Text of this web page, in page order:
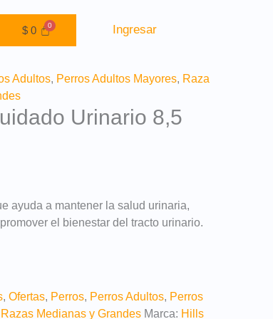
$ 0 Ingresar
Adultos, Perros Adultos Mayores, Raza
Urinario 8,5
ayuda a mantener la salud urinaria,
el bienestar del tracto urinario.
, Ofertas, Perros, Perros Adultos, Perros
Razas Medianas y Grandes Marca: Hills